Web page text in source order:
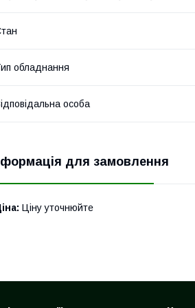
обладнання
особа
для замовлення
Ціну уточнюйте